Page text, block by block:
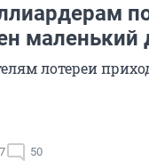
маленький
лотереи
50